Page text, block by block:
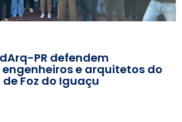
PR defendem
e arquitetos do
Foz do Iguaçu